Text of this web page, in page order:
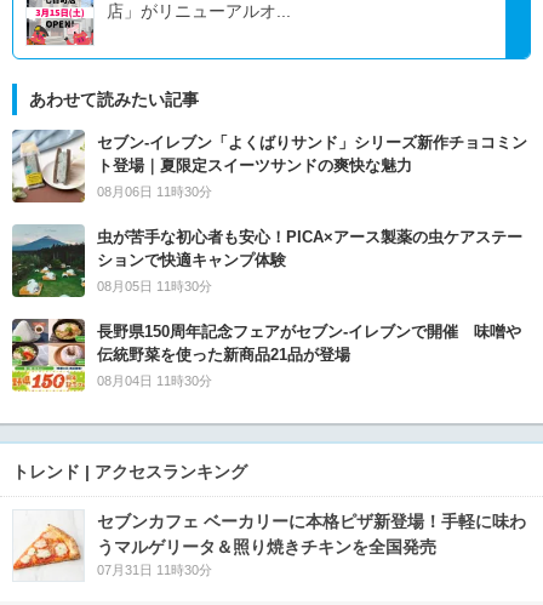
店」がリニューアルオ...
あわせて読みたい記事
セブン‐イレブン「よくばりサンド」シリーズ新作チョコミン
ト登場｜夏限定スイーツサンドの爽快な魅力
08月06日 11時30分
虫が苦手な初心者も安心！PICA×アース製薬の虫ケアステー
ションで快適キャンプ体験
08月05日 11時30分
長野県150周年記念フェアがセブン-イレブンで開催 味噌や
伝統野菜を使った新商品21品が登場
08月04日 11時30分
トレンド | アクセスランキング
セブンカフェ ベーカリーに本格ピザ新登場！手軽に味わ
うマルゲリータ＆照り焼きチキンを全国発売
07月31日 11時30分